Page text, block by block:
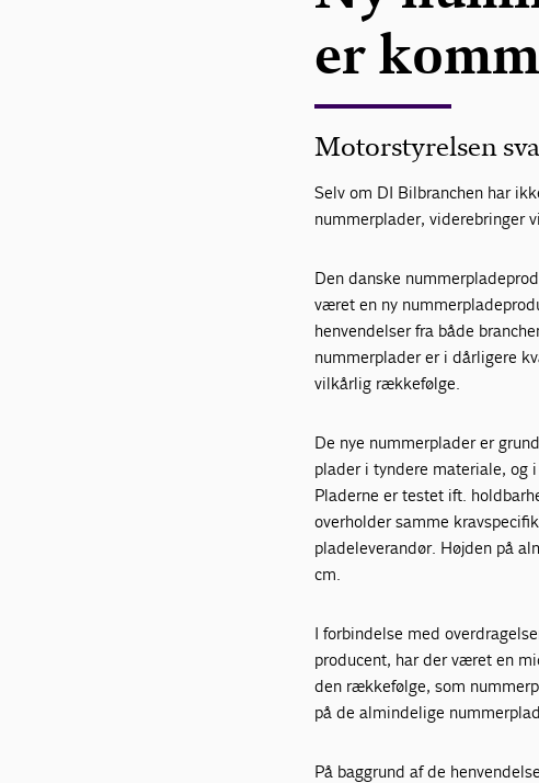
er
Motorstyrelsen
Selv om DI Bilbranchen har
nummerplader, viderebringer
Den danske
været en ny
henvendelser fra både
nummerplader er i dårligere
vilkårlig rækkefølge.
De nye nummerplader er
plader i tyndere materiale, og
Pladerne er testet ift.
overholder samme
pladeleverandør. Højden på
cm.
I forbindelse med
producent, har der været en
den rækkefølge, som
på de almindelige
På baggrund af de